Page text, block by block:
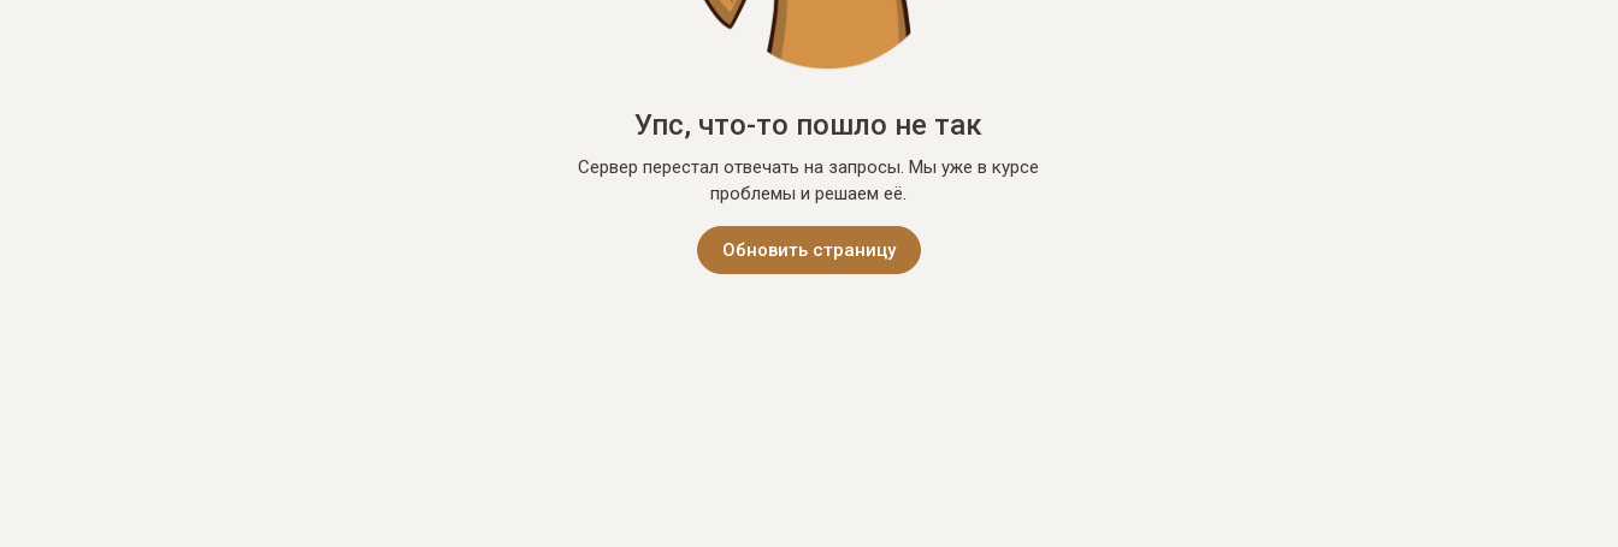
Упс, что-то пошло не так
Сервер перестал отвечать на запросы. Мы уже в курсе
проблемы и решаем её.
Обновить страницу